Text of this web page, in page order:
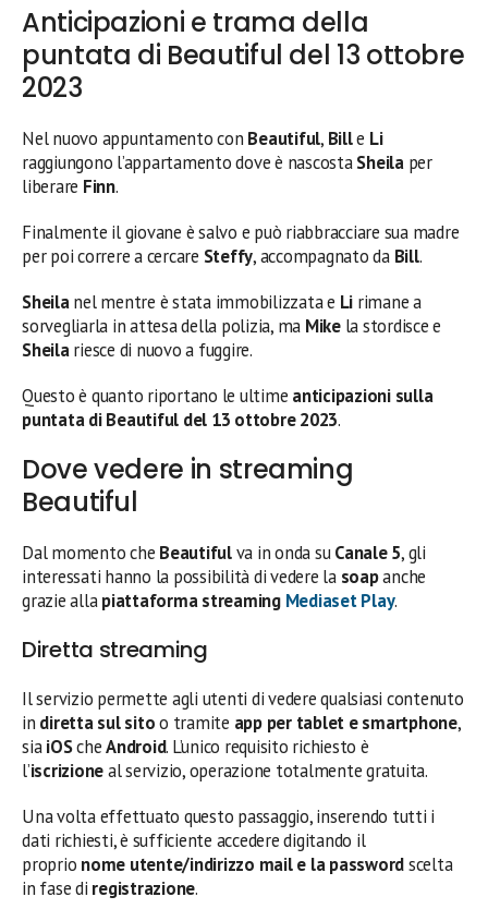
Anticipazioni e trama della
puntata di Beautiful del 13 ottobre
2023
Nel nuovo appuntamento con Beautiful, Bille Li
raggiungono l’appartamento dove è nascostaSheilaper
liberare Finn.
Finalmente il giovane è salvo e può riabbracciare sua madre
per poi correre a cercare Steffy, accompagnato da Bill.
Sheilanel mentre è stata immobilizzata e Li rimane a
sorvegliarla in attesa della polizia, ma Mikela stordisce e
Sheilariesce di nuovo a fuggire.
Questo è quanto riportano le ultime anticipazioni sulla
puntata di Beautiful del 13 ottobre 2023.
Dove vedere in streaming
Beautiful
Dal momento che Beautifulva in onda suCanale 5, gli
interessati hanno la possibilità di vedere la soapanche
grazie allapiattaforma streaming Mediaset Play.
Diretta streaming
Il servizio permette agli utenti di vedere qualsiasi contenuto
in diretta sul sitoo tramite app per tablet e smartphone,
siaiOScheAndroid. L’unico requisito richiesto è
l’iscrizioneal servizio, operazione totalmente gratuita.
Una volta effettuato questo passaggio, inserendo tutti i
dati richiesti, è sufficiente accedere digitando il
proprio nome utente/indirizzo mail e la passwordscelta
in fase di registrazione.